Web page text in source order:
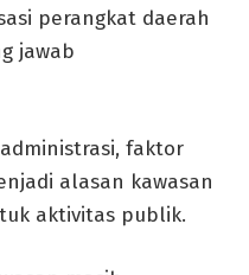
perangkat daerah
jawab
faktor
alasan kawasan
aktivitas publik.